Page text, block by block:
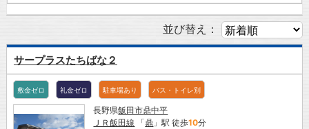
並び替え：
サープラスたちばな２
敷金ゼロ 礼金ゼロ 駐車場あり バス・トイレ別
長野県飯田市鼎中平
ＪＲ飯田線 「鼎 」駅 徒歩10分